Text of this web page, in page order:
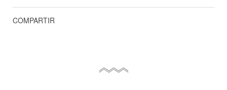
COMPARTIR